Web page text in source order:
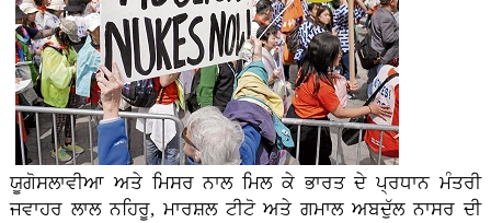
ਯੂਗੋਸਲਾਵੀਆ ਅਤੇ ਮਿਸਰ ਨਾਲ ਮਿਲ ਕੇ ਭਾਰਤ ਦੇ ਪ੍ਰਧਾਨ ਮੰਤਰੀ
ਜਵਾਹਰ ਲਾਲ ਨਹਿਰੂ, ਮਾਰਸ਼ਲ ਟੀਟੋ ਅਤੇ ਗਮਾਲ ਅਬਦੁੱਲ ਨਾਸਰ ਦੀ